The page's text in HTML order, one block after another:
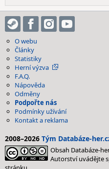
O webu
Články
Statistiky
Herní výzva
F.A.Q.
Nápověda
Odměny
Podpořte nás
Podmínky užívání
Kontakt a reklama
2008–2026 Tým Databáze-
Obsah Databáze-
Autorství uvádějte